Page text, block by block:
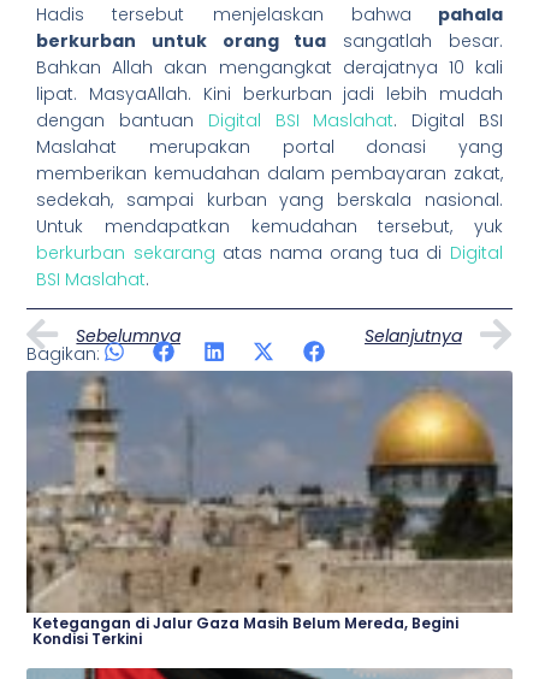
Hadis tersebut menjelaskan bahwa pahala
berkurban untuk orang tua sangatlah besar.
Bahkan Allah akan mengangkat derajatnya 10 kali
lipat. MasyaAllah. Kini berkurban jadi lebih mudah
dengan bantuan Digital BSI Maslahat. Digital BSI
Maslahat merupakan portal donasi yang
memberikan kemudahan dalam pembayaran zakat,
sedekah, sampai kurban yang berskala nasional.
Untuk mendapatkan kemudahan tersebut, yuk
berkurban sekarang atas nama orang tua di Digital
BSI Maslahat.
Prev
Sebelumnya Selanjutnya
Bagikan:
Artikel Lainnya
Ketegangan di Jalur Gaza Masih Belum Mereda, Begini
Kondisi Terkini